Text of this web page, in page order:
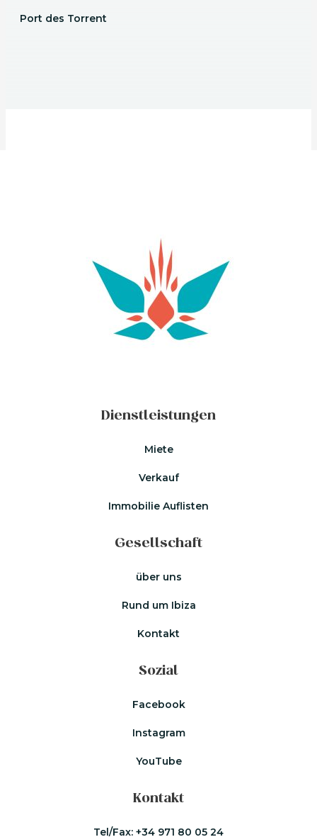
Port des Torrent
Dienstleistungen
Miete
Verkauf
Immobilie Auflisten
Gesellschaft
über uns
Rund um Ibiza
Kontakt
Sozial
Facebook
Instagram
YouTube
Kontakt
Tel/Fax: +34 971 80 05 24